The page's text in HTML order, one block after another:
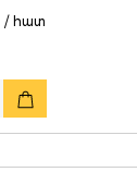
/ հատ